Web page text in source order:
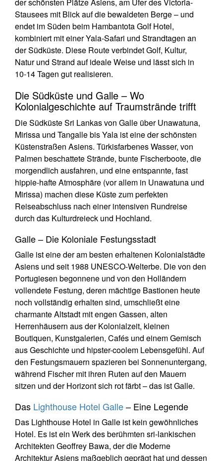
Stausees mit Blick auf die bewaldeten Berge – und
endet im Süden beim Hambantota Golf Hotel,
kombiniert mit einer Yala-Safari und Strandtagen an
der Südküste. Diese Route verbindet Golf, Kultur,
Natur und Strand auf ideale Weise und lässt sich in
10-14 Tagen gut realisieren.
Die Südküste und Galle – Wo
Kolonialgeschichte auf Traumstrände trifft
Die Südküste Sri Lankas von Galle über Unawatuna,
Mirissa und Tangalle bis Yala ist eine der schönsten
Küstenstraßen Asiens. Türkisfarbenes Wasser, von
Palmen beschattete Strände, bunte Fischerboote, die
morgendlich ausfahren, und eine entspannte, fast
hippie-hafte Atmosphäre (vor allem in Unawatuna und
Mirissa) machen diese Küste zum perfekten
Reiseabschluss nach einer intensiven Rundreise
durch das Kulturdreieck und Hochland.
Galle – Die Koloniale Festungsstadt
Galle ist eine der am besten erhaltenen Kolonialstädte
Asiens und seit 1988 UNESCO-Welterbe. Die von den
Portugiesen begonnene und von den Holländern
vollendete Festung, deren mächtige Bastionen heute
noch vollständig erhalten sind, umschließt eine
charmante Altstadt mit engen Gassen, alten
Herrenhäusern aus der Kolonialzeit, kleinen
Boutiquen, Kunstgalerien, Cafés und einem Gemisch
aus Geschichte und hipster-coolem Lebensgefühl. Auf
den Festungsmauern spazieren bei Sonnenuntergang,
während Fischer mit ihren Ruten auf den Mauern
sitzen und der Horizont sich rot färbt – das ist Galle.
Das Lighthouse Hotel Galle– Eine Legende
Das Lighthouse Hotel in Galle ist kein gewöhnliches
Hotel. Es ist ein Werk des berühmten sri-lankischen
Architekten Geoffrey Bawa, der die Moderne
Architektur Asiens maßgeblich geprägt hat und dessen